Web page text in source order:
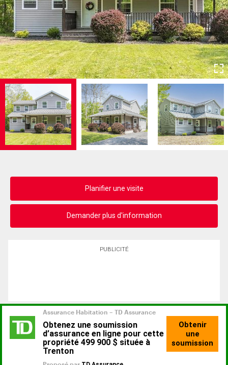
Planifier une visite
Demander plus d'information
PUBLICITÉ